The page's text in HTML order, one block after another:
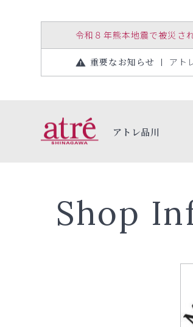
令和８年熊本地震で被災さ
重要なお知らせ アト
アトレ品川
Shop